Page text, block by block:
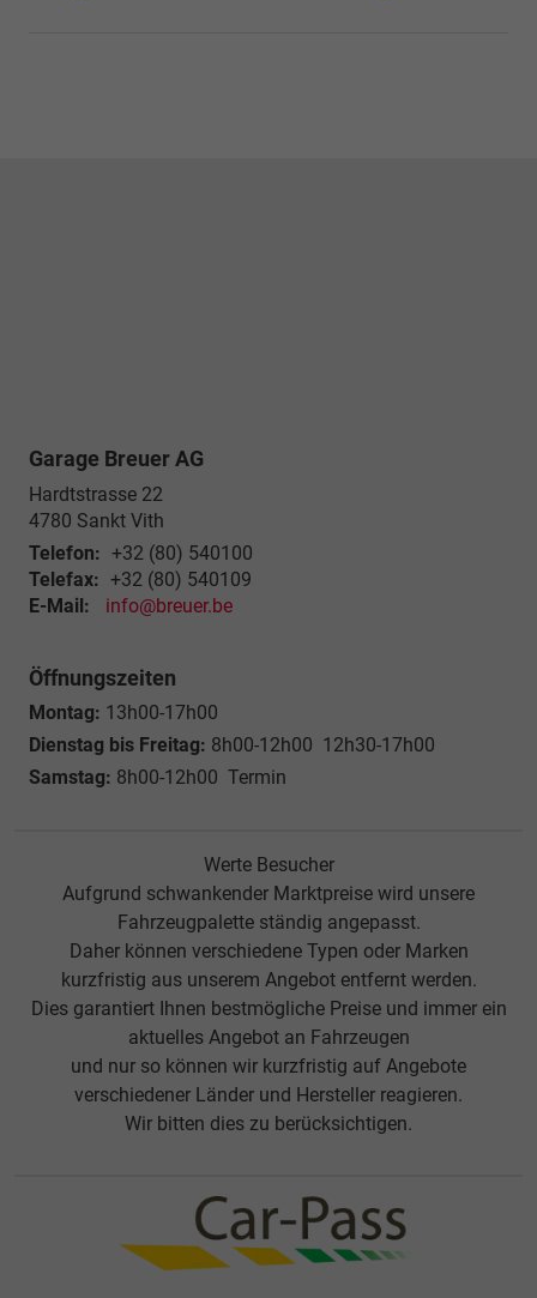
Garage Breuer AG
Hardtstrasse 22
4780 Sankt Vith
Telefon: +32 (80) 540100
Telefax: +32 (80) 540109
E-Mail:
info@breuer.be
Öffnungszeiten
Montag: 13h00-17h00
Dienstag bis Freitag: 8h00-12h00 12h30-17h00
Samstag: 8h00-12h00 Termin
Werte Besucher
Aufgrund schwankender Marktpreise wird unsere
Fahrzeugpalette ständig angepasst.
Daher können verschiedene Typen oder Marken
kurzfristig aus unserem Angebot entfernt werden.
Dies garantiert Ihnen bestmögliche Preise und immer ein
aktuelles Angebot an Fahrzeugen
und nur so können wir kurzfristig auf Angebote
verschiedener Länder und Hersteller reagieren.
Wir bitten dies zu berücksichtigen.